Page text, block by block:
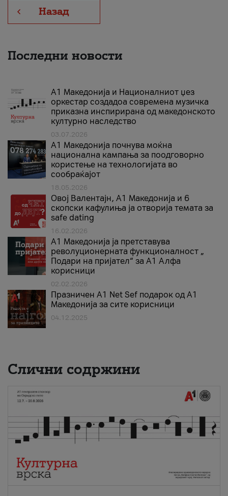
Назад
Последни новости
А1 Македонија и Националниот џез
оркестар создадоа современа музичка
приказна инспирирана од македонското
културно наследство
03.07.2026
A1 Македонија почнува моќна
национална кампања за поодговорно
користење на технологијата во
сообраќајот
18.05.2026
Овој Валентајн, A1 Македонија и 6
скопски кафулиња ја отворија темата за
safe dating
16.02.2026
А1 Македонија ја претставува
револуционерната функционалност „
Подари на пријател“ за А1 Алфа
корисници
02.02.2026
Празничен A1 Net Sеf подарок од А1
Македонија за сите корисници
04.12.2025
Слични содржини